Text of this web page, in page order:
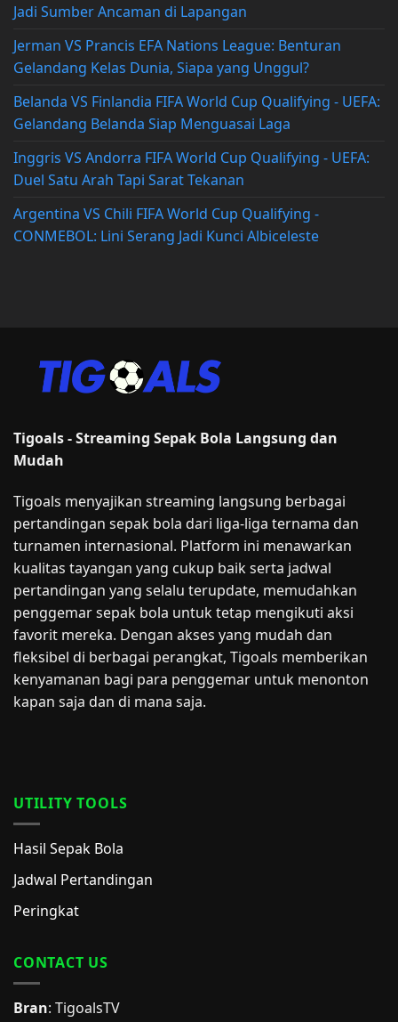
Jadi Sumber Ancaman di Lapangan
Jerman VS Prancis EFA Nations League: Benturan
Gelandang Kelas Dunia, Siapa yang Unggul?
Belanda VS Finlandia FIFA World Cup Qualifying - UEFA:
Gelandang Belanda Siap Menguasai Laga
Inggris VS Andorra FIFA World Cup Qualifying - UEFA:
Duel Satu Arah Tapi Sarat Tekanan
Argentina VS Chili FIFA World Cup Qualifying -
CONMEBOL: Lini Serang Jadi Kunci Albiceleste
Tigoals - Streaming Sepak Bola Langsung dan
Mudah
Tigoals menyajikan streaming langsung berbagai
pertandingan sepak bola dari liga-liga ternama dan
turnamen internasional. Platform ini menawarkan
kualitas tayangan yang cukup baik serta jadwal
pertandingan yang selalu terupdate, memudahkan
penggemar sepak bola untuk tetap mengikuti aksi
favorit mereka. Dengan akses yang mudah dan
fleksibel di berbagai perangkat, Tigoals memberikan
kenyamanan bagi para penggemar untuk menonton
kapan saja dan di mana saja.
UTILITY TOOLS
Hasil Sepak Bola
Jadwal Pertandingan
Peringkat
CONTACT US
Bran: TigoalsTV